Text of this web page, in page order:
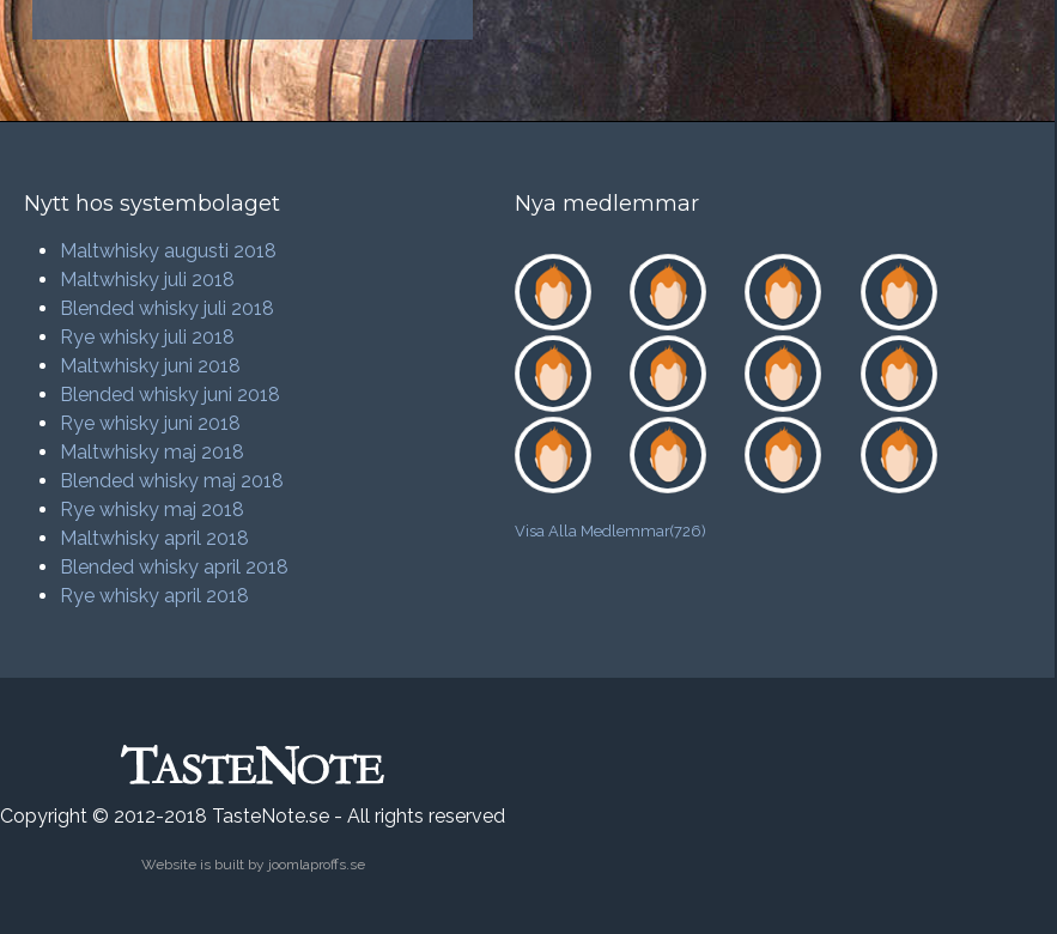
Nytt hos systembolaget
Maltwhisky augusti 2018
Maltwhisky juli 2018
Blended whisky juli 2018
Rye whisky juli 2018
Maltwhisky juni 2018
Blended whisky juni 2018
Rye whisky juni 2018
Maltwhisky maj 2018
Blended whisky maj 2018
Rye whisky maj 2018
Maltwhisky april 2018
Blended whisky april 2018
Rye whisky april 2018
Nya medlemmar
Visa Alla Medlemmar(726)
Copyright © 2012-2018 TasteNote.se - All rights reserved
Website is built by joomlaproffs.se